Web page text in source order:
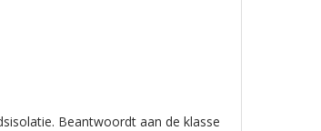
Beantwoordt aan de klasse